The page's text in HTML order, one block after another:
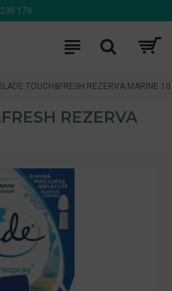
170
TOUCH&FRESH REZERVA MARINE
REZERVA